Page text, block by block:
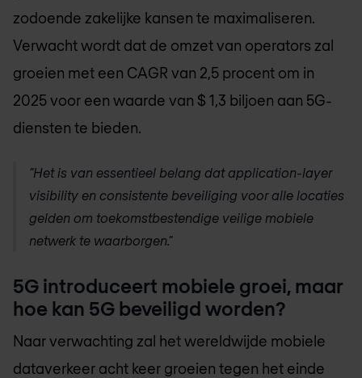
zodoende zakelijke kansen te maximaliseren.
Verwacht wordt dat de omzet van operators zal
groeien met een CAGR van 2,5 procent om in
2025 voor een waarde van $ 1,3 biljoen aan 5G-
diensten te bieden.
"Het is van essentieel belang dat application-layer
visibility en consistente beveiliging voor alle locaties
gelden om toekomstbestendige veilige mobiele
netwerk te waarborgen."
5G introduceert mobiele groei, maar
hoe kan 5G beveiligd worden?
Naar verwachting zal het wereldwijde mobiele
dataverkeer acht keer groeien tegen het einde